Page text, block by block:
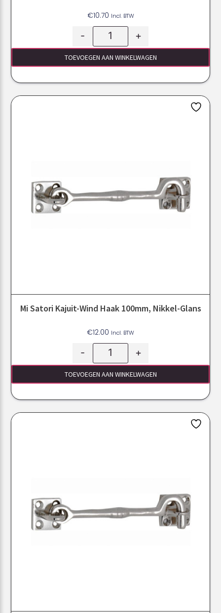
€10.70 Incl. BTW
- +
TOEVOEGEN AAN WINKELWAGEN
Mi Satori Kajuit-Wind Haak 100mm, Nikkel-Glans
€12.00 Incl. BTW
- +
TOEVOEGEN AAN WINKELWAGEN